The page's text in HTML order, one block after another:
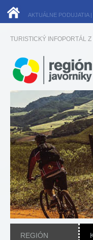
AKTUÁLNE PODUJATIA|
TURISTICKÝ INFOPORTÁL
REGIÓN